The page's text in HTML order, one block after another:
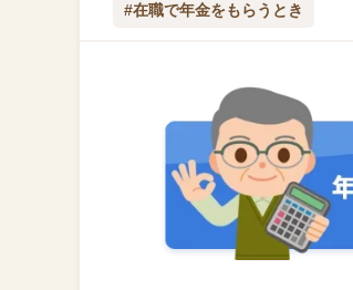
#在職で年金をもらうとき